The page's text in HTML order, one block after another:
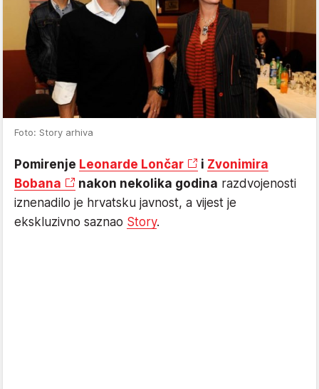
Foto: Story arhiva
Pomirenje Leonarde Lončar i Zvonimira
Bobana
nakon nekolika godina razdvojenosti
iznenadilo je hrvatsku javnost, a vijest je
ekskluzivno saznao Story.